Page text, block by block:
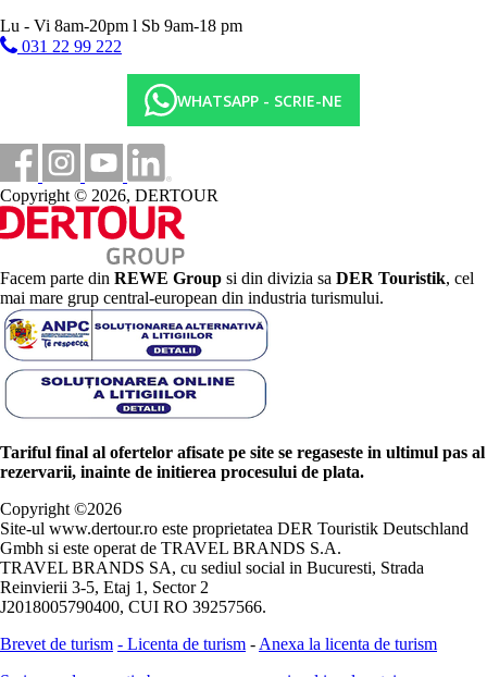
Lu - Vi 8am-20pm l Sb 9am-18 pm
031 22 99 222
WHATSAPP - SCRIE-NE
Copyright © 2026, DERTOUR
Facem parte din REWE Group si din divizia sa DER Touristik, cel
mai mare grup central-european din industria turismului.
Tariful final al ofertelor afisate pe site se regaseste in ultimul pas al
rezervarii, inainte de initierea procesului de plata.
Copyright ©2026
Site-ul www.dertour.ro este proprietatea DER Touristik Deutschland
Gmbh si este operat de TRAVEL BRANDS S.A.
TRAVEL BRANDS SA, cu sediul social in Bucuresti, Strada
Reinvierii 3-5, Etaj 1, Sector 2
J2018005790400, CUI RO 39257566.
Brevet de turism - Licenta de turism - Anexa la licenta de turism